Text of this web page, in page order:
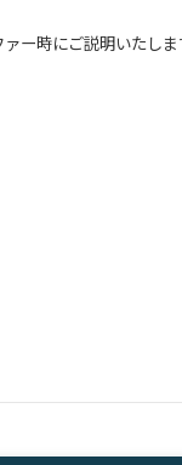
ー時にご説明いたしま